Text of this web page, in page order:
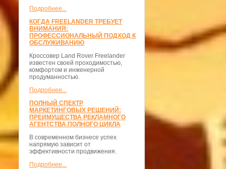
Подробнее...
КОГДА FREELANDER ТРЕБУЕТ
ВНИМАНИЯ:
ПРОФЕССИОНАЛЬНЫЙ ПОДХОД К
ОБСЛУЖИВАНИЮ
Кроссовер Land Rover Freelander
известен своей проходимостью,
комфортом и инженерной
продуманностью.
Подробнее...
ПОЛНЫЙ СПЕКТР
МАРКЕТИНГОВЫХ РЕШЕНИЙ:
ПРЕИМУЩЕСТВА РЕКЛАМНОГО
АГЕНТСТВА ПОЛНОГО ЦИКЛА
В современном бизнесе успех
напрямую зависит от
эффективности продвижения.
Подробнее...